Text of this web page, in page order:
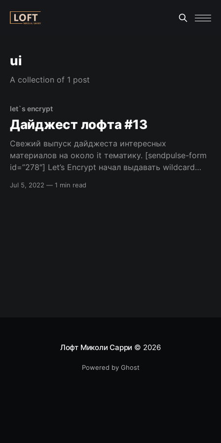
ui
A collection of 1 post
let`s encrypt
Дайджест лофта #13
Свежий выпуск дайджеста интересных
материалов на около it тематику. [sendpulse-form
id=”278″] Let’s Encrypt начал выдавать wildcard
извлечения структурированной информации из
Jul 5, 2022 — 1 min read
Лофт Миколи Сарри © 2026
Powered by Ghost